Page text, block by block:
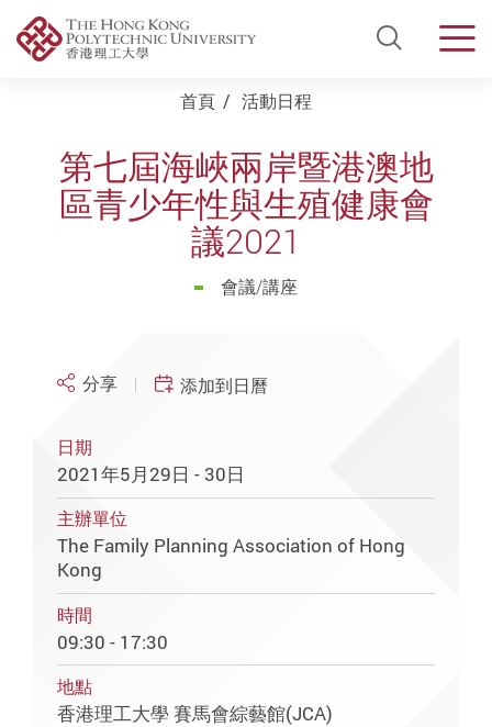
Open
首頁 活動日程
第七屆海峽兩岸暨港澳地
區青少年性與生殖健康會
議2021
會議/講座
分享 添加到日曆
日期
2021年5月29日 - 30日
主辦單位
The Family Planning Association of Hong
Kong
時間
09:30 - 17:30
地點
香港理工大學 賽馬會綜藝館(JCA)